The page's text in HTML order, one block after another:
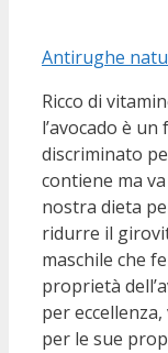
Antirughe
Ricco di
l’avocado è
discriminato
contiene ma
nostra dieta
ridurre il
maschile che
proprietà
per
per le sue